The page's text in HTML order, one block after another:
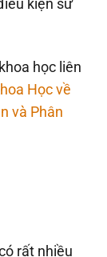
kiện sử
học liên
Học về
và Phân
rất nhiều